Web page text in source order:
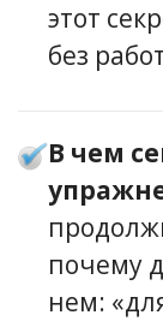
этот
без
В чем
почему
нем: